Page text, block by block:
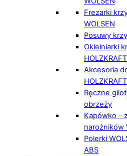
Frezarki
WOLSEN
Posuwy
Okleiniarki
HOLZKRAFT
Akcesoria
HOLZKRAFT
Ręczne
obrzeży
Kapówko -
narożników
Polerki
ABS